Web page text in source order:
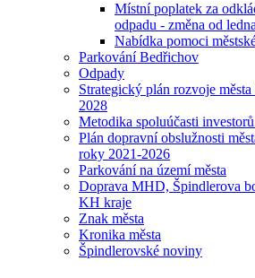
Místní poplatek za
odpadu - změna od
Nabídka pomoci
Parkování Bedřichov
Odpady
Strategický plán rozvoje
2028
Metodika spoluúčasti
Plán dopravní obslužnosti
roky 2021-2026
Parkování na území města
Doprava MHD, Špindlerova
KH kraje
Znak města
Kronika města
Špindlerovské noviny